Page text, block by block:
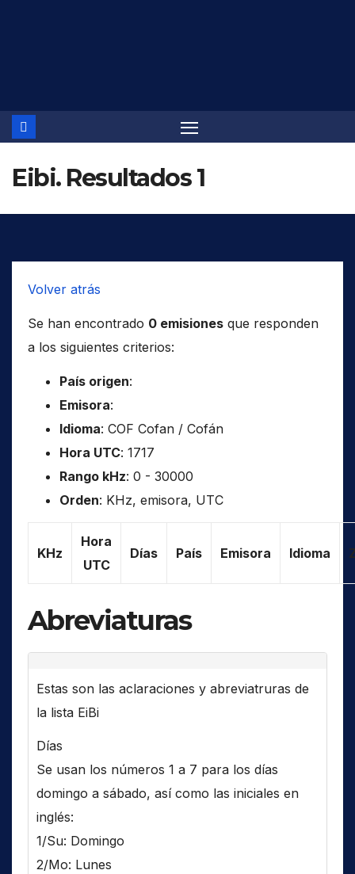
Eibi. Resultados 1
Volver atrás
Se han encontrado 0 emisiones que responden
a los siguientes criterios:
País origen:
Emisora:
Idioma: COF Cofan / Cofán
Hora UTC: 1717
Rango kHz: 0 - 30000
Orden: KHz, emisora, UTC
KHz
Hora
UTC
Días País Emisora Idioma
Abreviaturas
Estas son las aclaraciones y abreviatruras de
la lista EiBi
Días
Se usan los números 1 a 7 para los días
domingo a sábado, así como las iniciales en
inglés:
1/Su: Domingo
2/Mo: Lunes